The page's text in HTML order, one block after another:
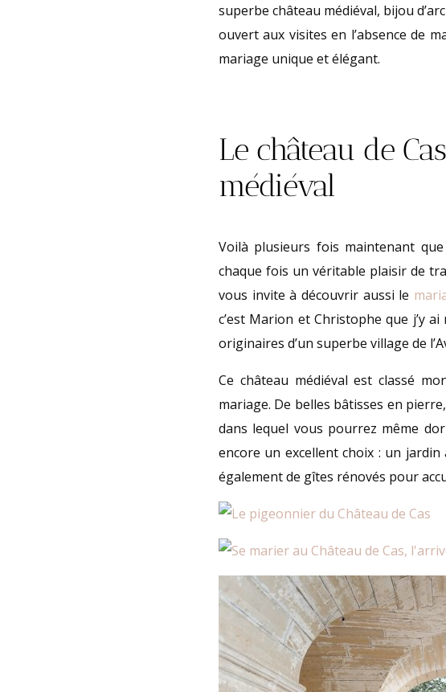
superbe château médiéval, bijou
ouvert aux visites en l’absence de
mariage unique et élégant.
Le château de
médiéval
Voilà plusieurs fois maintenant
chaque fois un véritable plaisir de
vous invite à découvrir aussi le
c’est Marion et Christophe que j’y
originaires d’un superbe village de
Ce château médiéval est classé
mariage. De belles bâtisses en
dans lequel vous pourrez même
encore un excellent choix : un
également de gîtes rénovés pour